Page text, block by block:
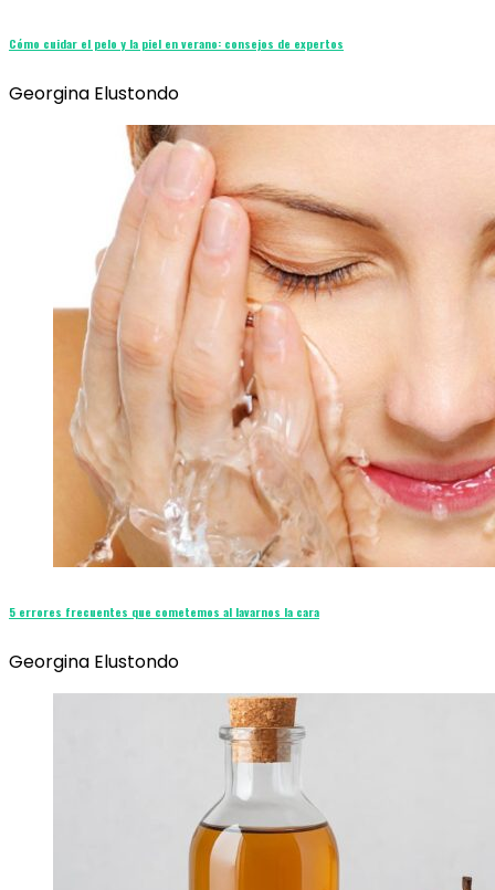
Cómo cuidar el pelo y la piel en verano: consejos de expertos
Georgina Elustondo
5 errores frecuentes que cometemos al lavarnos la cara
Georgina Elustondo